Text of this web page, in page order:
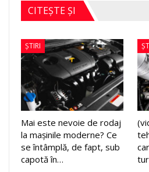
CITEȘTE ȘI
ȘTIRI
Mai este nevoie de rodaj
la mașinile moderne? Ce
se întâmplă, de fapt, sub
capotă în…